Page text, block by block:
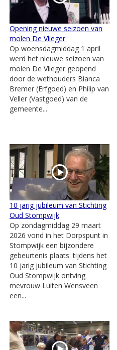
Opening nieuwe seizoen van
molen De Vlieger
Op woensdagmiddag 1 april
werd het nieuwe seizoen van
molen De Vlieger geopend
door de wethouders Bianca
Bremer (Erfgoed) en Philip van
Veller (Vastgoed) van de
gemeente...
10 jarig jubileum van Stichting
Oud Stompwijk
Op zondagmiddag 29 maart
2026 vond in het Dorpspunt in
Stompwijk een bijzondere
gebeurtenis plaats: tijdens het
10 jarig jubileum van Stichting
Oud Stompwijk ontving
mevrouw Luiten Wensveen
een...